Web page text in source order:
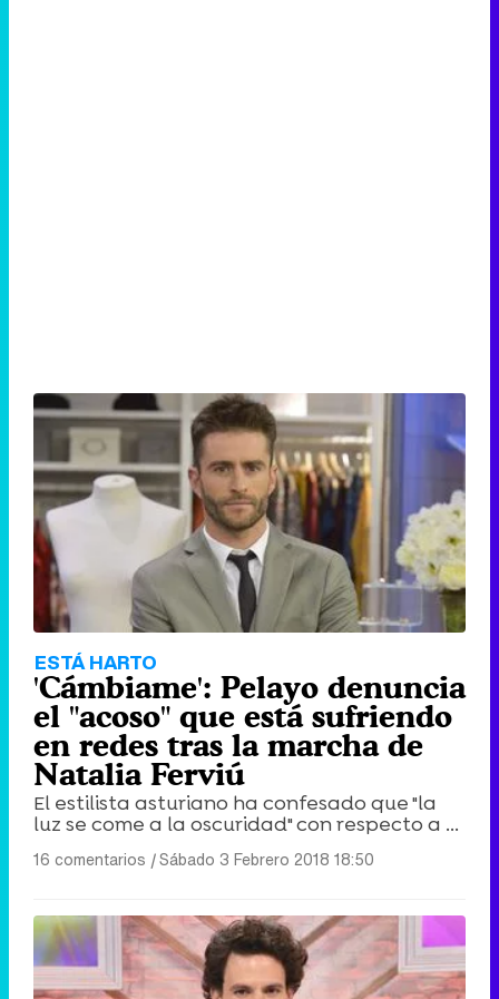
ESTÁ HARTO
'Cámbiame': Pelayo denuncia
el "acoso" que está sufriendo
en redes tras la marcha de
Natalia Ferviú
El estilista asturiano ha confesado que "la
luz se come a la oscuridad" con respecto a ...
16 comentarios |Sábado 3 Febrero 2018 18:50